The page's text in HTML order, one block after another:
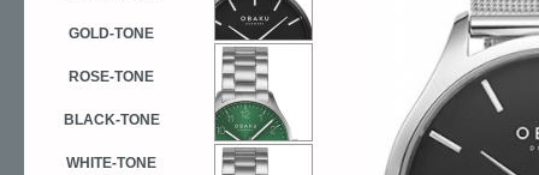
GOLD-TONE
ROSE-TONE
BLACK-TONE
WHITE-TONE